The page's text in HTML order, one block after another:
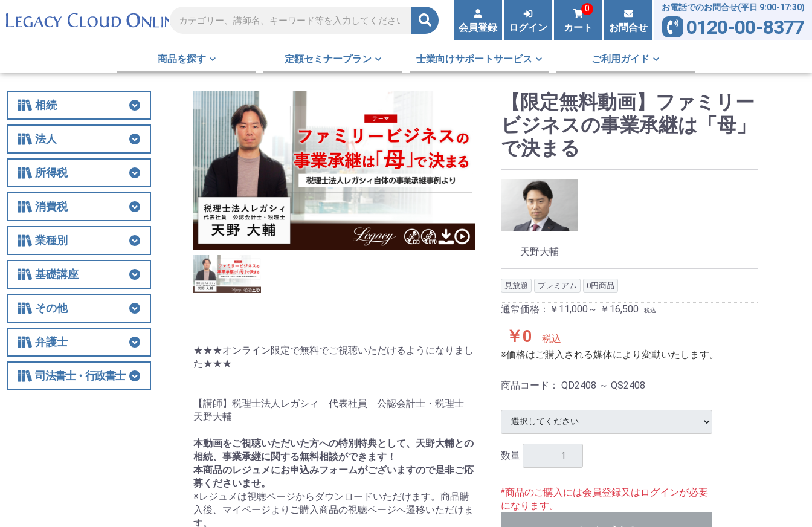
会員登録 ログイン カート
0
お問合せ
お電話でのお問合せ(平日 9:00-17:30)
0120-00-8377
商品を探す 定額セミナープラン 士業向けサポートサービス ご利用ガイド
相続
相続
相続税
贈与
財産評価
事業承継
不動産
生前対策
税務調査
その他
法人
法人
法人税
経費
役員関連
特例
組織再編
解散・清算
税務調査
その他
所得税
所得税
所得税
譲渡
税務調査
その他
消費税
消費税
消費税
税務調査
その他
業種別
業種別
医業
農業
非営利法人
介護
税務調査
その他の業種
基礎講座
基礎講座
相続税
法人関連
その他
その他
士業経営
国際税務
保険
税制改正全般
ビジネス
借地権
弁護士
弁護士
相続
交通事故
離婚
労働
不動産・建築
債権回収
民事訴訟
顧客対応・顧問契約
事務所経営・運営
その他
司法書士・行政書士
★★★オンライン限定で無料でご視聴いただけるようになりまし
た★★★
【講師】税理士法人レガシィ 代表社員 公認会計士・税理士
天野大輔
本動画をご視聴いただいた方への特別特典として、天野大輔との
相続、事業承継に関する無料相談ができます！
本商品のレジュメにお申込みフォームがございますので是非ご応
募くださいませ。
※レジュメは視聴ページからダウンロードいただけます。商品購
入後、マイページよりご購入商品の視聴ページへ遷移いただけま
す。
【限定無料動画】ファミリー
ビジネスの事業承継は「母」
で決まる
天野大輔
見放題 プレミアム 0円商品
通常価格： ￥11,000～ ￥16,500 税込
￥0
税込
※価格はご購入される媒体により変動いたします。
商品コード： QD2408 ～ QS2408
数量
*商品のご購入には会員登録又はログインが必要
になります。